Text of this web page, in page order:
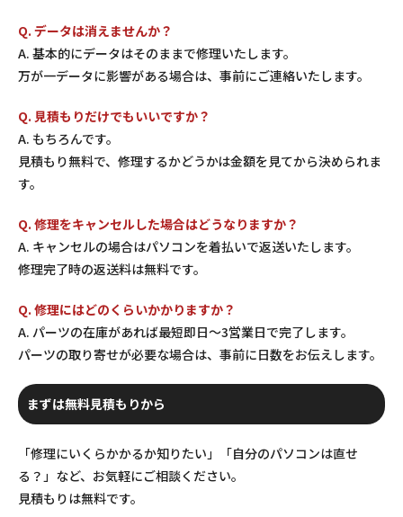
Q. データは消えませんか？
A. 基本的にデータはそのままで修理いたします。
万が一データに影響がある場合は、事前にご連絡いたします。
Q. 見積もりだけでもいいですか？
A. もちろんです。
見積もり無料で、修理するかどうかは金額を見てから決められま
す。
Q. 修理をキャンセルした場合はどうなりますか？
A. キャンセルの場合はパソコンを着払いで返送いたします。
修理完了時の返送料は無料です。
Q. 修理にはどのくらいかかりますか？
A. パーツの在庫があれば最短即日〜3営業日で完了します。
パーツの取り寄せが必要な場合は、事前に日数をお伝えします。
まずは無料見積もりから
「修理にいくらかかるか知りたい」「自分のパソコンは直せ
る？」など、お気軽にご相談ください。
見積もりは無料です。